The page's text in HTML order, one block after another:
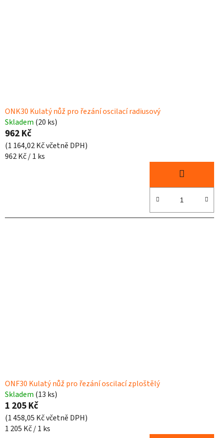
ONK30 Kulatý nůž pro řezání oscilací radiusový
Skladem (20 ks)
962 Kč
(1 164,02 Kč včetně DPH)
Měrná
962 Kč / 1 ks
ONF30 Kulatý nůž pro řezání oscilací zploštělý
Skladem (13 ks)
1 205 Kč
(1 458,05 Kč včetně DPH)
Měrná
1 205 Kč / 1 ks